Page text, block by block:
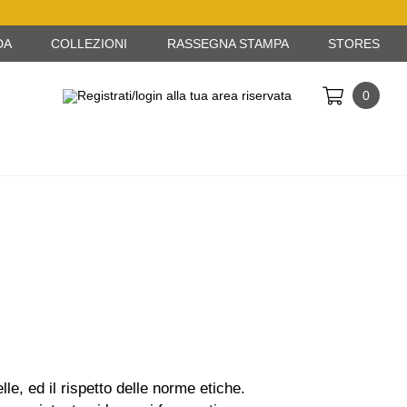
COLLEZIONI RASSEGNA STAMPA STORES
0
ed il rispetto delle norme etiche.